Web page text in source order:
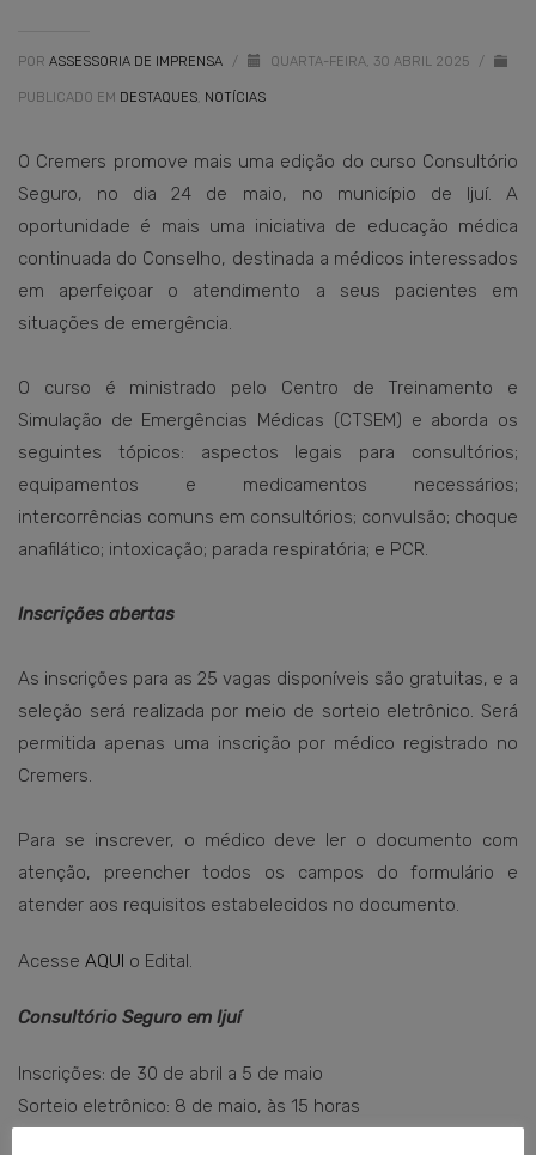
POR ASSESSORIA DE IMPRENSA / QUARTA-FEIRA, 30 ABRIL 2025 /
PUBLICADO EM DESTAQUES, NOTÍCIAS
O Cremers promove mais uma edição do curso Consultório
Seguro, no dia 24 de maio, no município de Ijuí. A
oportunidade é mais uma iniciativa de educação médica
continuada do Conselho, destinada a médicos interessados
em aperfeiçoar o atendimento a seus pacientes em
situações de emergência.
O curso é ministrado pelo Centro de Treinamento e
Simulação de Emergências Médicas (CTSEM) e aborda os
seguintes tópicos: aspectos legais para consultórios;
equipamentos e medicamentos necessários;
intercorrências comuns em consultórios; convulsão; choque
anafilático; intoxicação; parada respiratória; e PCR.
Inscrições abertas
As inscrições para as 25 vagas disponíveis são gratuitas, e a
seleção será realizada por meio de sorteio eletrônico. Será
permitida apenas uma inscrição por médico registrado no
Cremers.
Para se inscrever, o médico deve ler o documento com
atenção, preencher todos os campos do formulário e
atender aos requisitos estabelecidos no documento.
Acesse AQUI o Edital.
Consultório Seguro em Ijuí
Inscrições: de 30 de abril a 5 de maio
Sorteio eletrônico: 8 de maio, às 15 horas